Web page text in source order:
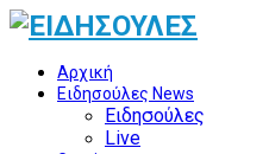
Αρχική
Ειδησούλες News
Ειδησούλες
Live